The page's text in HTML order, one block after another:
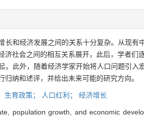
长和经济发展之间的关系十分复杂。从现
济社会之间的相互关系展开，此后，学者
。此外，随着经济学家开始将人口问题引
归纳和述评，并给出未来可能的研究方向。
生育政策； 人口红利； 经济增长
population growth, and economic